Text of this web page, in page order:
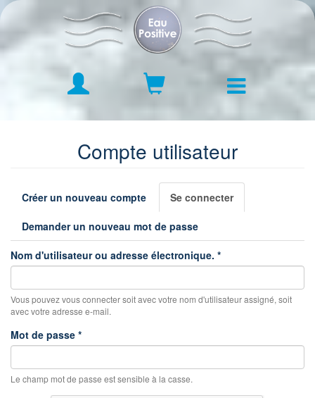
Aller
contenu
principal
Mode d'emploi
Historique
Blog
Contact & Conseils personnalisés
Compte utilisateur
Onglets
principaux
Créer un nouveau compte Se connecter(onglet
actif)
Demander un nouveau mot de passe
Nom d'utilisateur ou adresse électronique. *
Vous pouvez vous connecter soit avec votre nom d'utilisateur assigné, soit
avec votre adresse e-mail.
Mot de passe *
Le champ mot de passe est sensible à la casse.